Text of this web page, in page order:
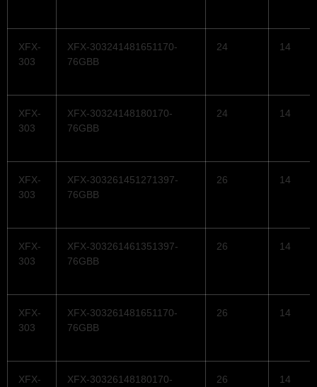
XFX-
303
XFX-303241481651170-
76GBB
24 14
XFX-
303
XFX-30324148180170-
76GBB
24 14
XFX-
303
XFX-303261451271397-
76GBB
26 14
XFX-
303
XFX-303261461351397-
76GBB
26 14
XFX-
303
XFX-303261481651170-
76GBB
26 14
XFX-
XFX-30326148180170-
26 14